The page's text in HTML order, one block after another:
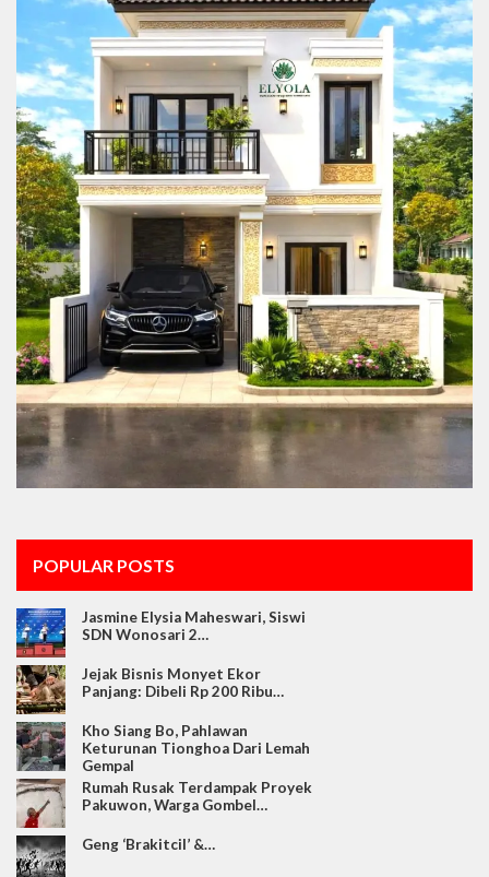
POPULAR POSTS
Jasmine Elysia Maheswari, Siswi
SDN Wonosari 2…
Jejak Bisnis Monyet Ekor
Panjang: Dibeli Rp 200 Ribu…
Kho Siang Bo, Pahlawan
Keturunan Tionghoa Dari Lemah
Gempal
Rumah Rusak Terdampak Proyek
Pakuwon, Warga Gombel…
Geng ‘Brakitcil’ &…